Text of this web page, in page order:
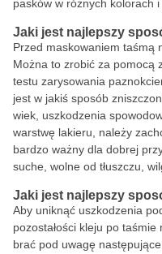
pasków w różnych kolorach i
Jaki jest najlepszy
Przed maskowaniem taśmą
Można to zrobić za pomocą
testu zarysowania
jest w jakiś sposób
wiek, uszkodzenia
warstwę lakieru, należy
bardzo ważny dla dobrej
suche, wolne od tłuszczu,
Jaki jest najlepszy
Aby uniknąć uszkodzenia
pozostałości kleju po
brać pod uwagę